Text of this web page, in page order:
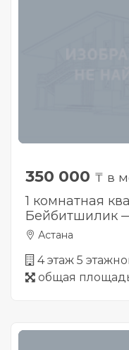
350 000 ₸ в
1 комнатная
Бейбитшилик
Астана
4 этаж 5
общая